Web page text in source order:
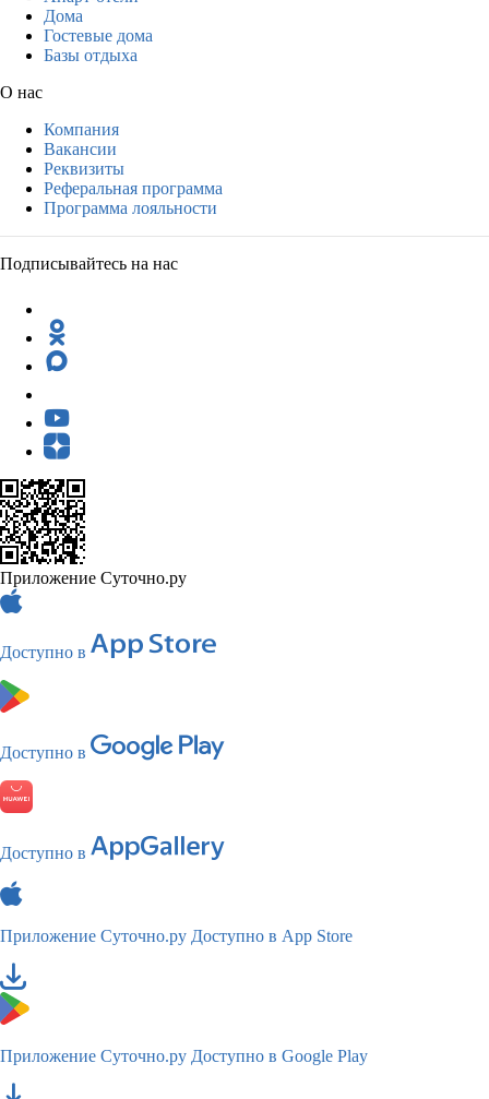
Дома
Гостевые дома
Базы отдыха
О нас
Компания
Вакансии
Реквизиты
Реферальная программа
Программа лояльности
Подписывайтесь на нас
Приложение Суточно.ру
Доступно в
Доступно в
Доступно в
Приложение Суточно.ру Доступно в App Store
Приложение Суточно.ру Доступно в Google Play